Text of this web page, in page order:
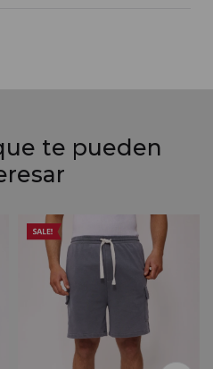
te pueden